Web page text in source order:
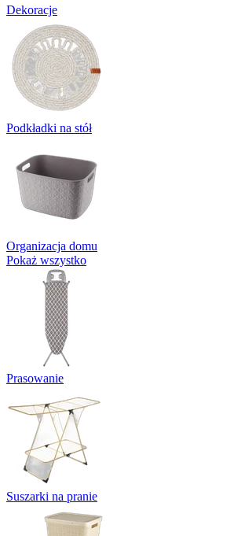
Dekoracje
Podkładki na stół
Organizacja domu
Pokaż wszystko
Prasowanie
Suszarki na pranie